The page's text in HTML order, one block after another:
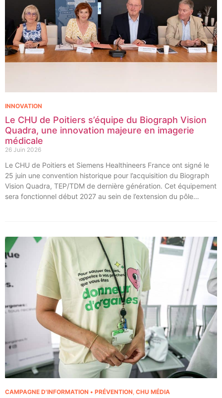
Le CHU de Poitiers s’équipe du Biograph Vision
Quadra, une innovation majeure en imagerie
médicale
26 Juin 2026
INNOVATION
Le CHU de Poitiers et Siemens Healthineers France ont signé le
25 juin une convention historique pour l’acquisition du Biograph
Vision Quadra, TEP/TDM de dernière génération. Cet équipement
sera fonctionnel début 2027 au sein de l’extension du pôle
l’acquisition et l’installation de l’équipement au cœur même du
pôle régional de cancérologie.
CAMPAGNE D'INFORMATION • PRÉVENTION, CHU MÉDIA